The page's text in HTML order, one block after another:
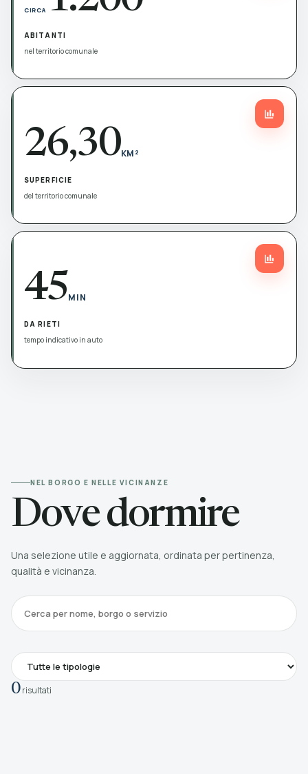
CIRCA
ABITANTI
nel territorio comunale
26,30KM²
SUPERFICIE
del territorio comunale
45MIN
DA RIETI
tempo indicativo in auto
NEL BORGO E NELLE VICINANZE
Dove dormire
Una selezione utile e aggiornata, ordinata per pertinenza,
qualità e vicinanza.
0risultati